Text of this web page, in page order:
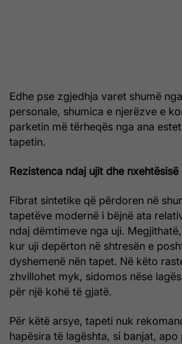
Edhe pse zgjedhja varet shumë
personale, shumica e njerëzve e
parketin më tërheqës nga ana
tapetin.
Rezistenca ndaj ujit dhe nxehtësisë
Fibrat sintetike që përdoren në
tapetëve modernë i bëjnë ata
ndaj dëmtimeve nga uji.
kur uji depërton në shtresën e
dyshemenë nën tapet. Në këto
zhvillohet myk, sidomos nëse
për një kohë të gjatë.
Për këtë arsye, tapeti nuk
hapësira të lagështa, si banjat, apo